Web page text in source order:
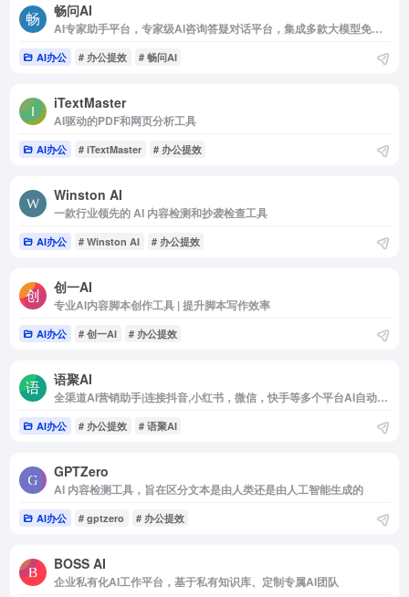
畅问AI
AI专家助手平台，专家级AI咨询答疑对话平台，集成多款大模型免费用
AI办公 # 办公提效 # 畅问AI
iTextMaster
AI驱动的PDF和网页分析工具
AI办公 # iTextMaster # 办公提效
Winston AI
一款行业领先的 AI 内容检测和抄袭检查工具
AI办公 # Winston AI # 办公提效
创一AI
专业AI内容脚本创作工具 | 提升脚本写作效率
AI办公 # 创一AI # 办公提效
语聚AI
全渠道AI营销助手|连接抖音,小红书，微信，快手等多个平台AI自动获客
AI办公 # 办公提效 # 语聚AI
GPTZero
AI 内容检测工具，旨在区分文本是由人类还是由人工智能生成的
AI办公 # gptzero # 办公提效
BOSS AI
企业私有化AI工作平台，基于私有知识库、定制专属AI团队